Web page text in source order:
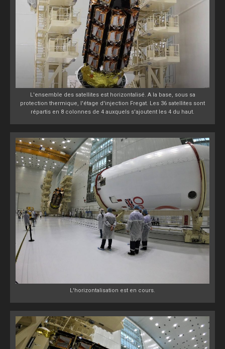
L'ensemble des satellites est horizontalisé. A la base, sous sa
protection thermique, l'étage d'injection Fregat. Les 36 satellites sont
répartis en 8 colonnes de 4 auxquels s'ajoutent les 4 du haut.
L'horizontalisation est en cours.